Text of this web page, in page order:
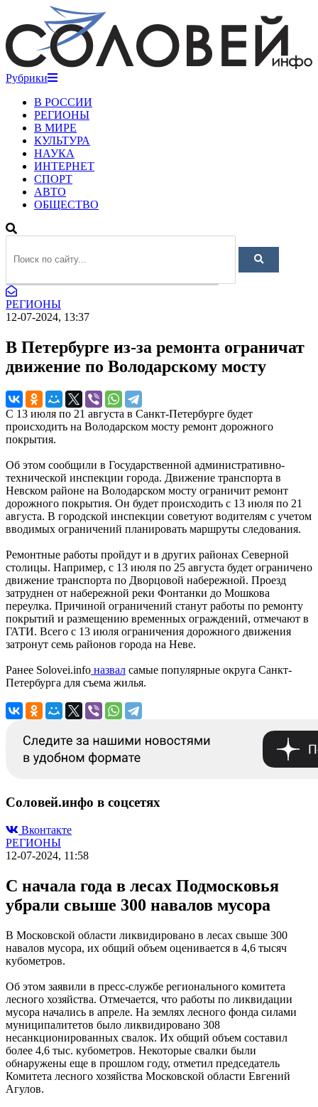
Рубрики
В РОССИИ
РЕГИОНЫ
В МИРЕ
КУЛЬТУРА
НАУКА
ИНТЕРНЕТ
СПОРТ
АВТО
ОБЩЕСТВО
РЕГИОНЫ
12-07-2024, 13:37
В Петербурге из-за ремонта ограничат
движение по Володарскому мосту
С 13 июля по 21 августа в Санкт-Петербурге будет
происходить на Володарском мосту ремонт дорожного
покрытия.
Об этом сообщили в Государственной административно-
технической инспекции города. Движение транспорта в
Невском районе на Володарском мосту ограничит ремонт
дорожного покрытия. Он будет происходить с 13 июля по 21
августа. В городской инспекции советуют водителям с учетом
вводимых ограничений планировать маршруты следования.
Ремонтные работы пройдут и в других районах Северной
столицы. Например, с 13 июля по 25 августа будет ограничено
движение транспорта по Дворцовой набережной. Проезд
затруднен от набережной реки Фонтанки до Мошкова
переулка. Причиной ограничений станут работы по ремонту
покрытий и размещению временных ограждений, отмечают в
ГАТИ. Всего с 13 июля ограничения дорожного движения
затронут семь районов города на Неве.
Ранее Solovei.info назвал самые популярные округа Санкт-
Петербурга для съема жилья.
Соловей.инфо в соцсетях
Вконтакте
РЕГИОНЫ
12-07-2024, 11:58
С начала года в лесах Подмосковья
убрали свыше 300 навалов мусора
В Московской области ликвидировано в лесах свыше 300
навалов мусора, их общий объем оценивается в 4,6 тысяч
кубометров.
Об этом заявили в пресс-службе регионального комитета
лесного хозяйства. Отмечается, что работы по ликвидации
мусора начались в апреле. На землях лесного фонда силами
муниципалитетов было ликвидировано 308
несанкционированных свалок. Их общий объем составил
более 4,6 тыс. кубометров. Некоторые свалки были
обнаружены еще в прошлом году, отметил председатель
Комитета лесного хозяйства Московской области Евгений
Агулов.